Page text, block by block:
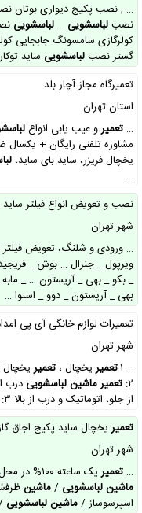
… , نصب پکیج دیواری بوتان
نصبلباسشویی… لباسشویی
کولرگازی سامسونگ جابجایی
گستر نصبلباسشوییساید توکار
تعمیرگاه مجاز آچار بلد
استان تهران
… تعمیرو عیب یابی انواع
مشاوره تلفنی رایگان + یکسال
یخچال فریزر، ساید بای ساید،
…
نصب و تعویض انواع فیلتر
شهر تهران
… ورودی و شلنگ، تعویض فیلتر
ویرپول _ جنرال … بوش _
_ بکو _ بهی _ آریستون … _
بهی _ آریستون _ دوو _ اسنوا …
تعمیرات لوازم خانگی آی پی امداد
شهر تهران
… ۱: تعمیریخچال ، تعمیریخچال
۲: تعمیرماشین لباسشوییدرب
از جلو، اتوماتیک و درب از بالا ۳: تعمیرات
تعمیریخچال ساید پکیج اجاق
شهر تهران
… تعمیریک ساعته ۱۰۰% در محل سراسر تهران جرم … / قهوه ساز و اسپرسوساز /
ماشین لباسشویی/ماشین
اسپرسوساز /ماشین لباسشویی